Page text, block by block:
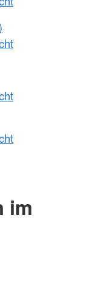
im